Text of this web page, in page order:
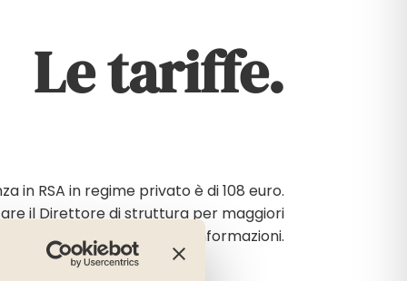
Le tariffe.
in RSA in regime privato è di 108 euro.
il Direttore di struttura per maggiori
informazioni.